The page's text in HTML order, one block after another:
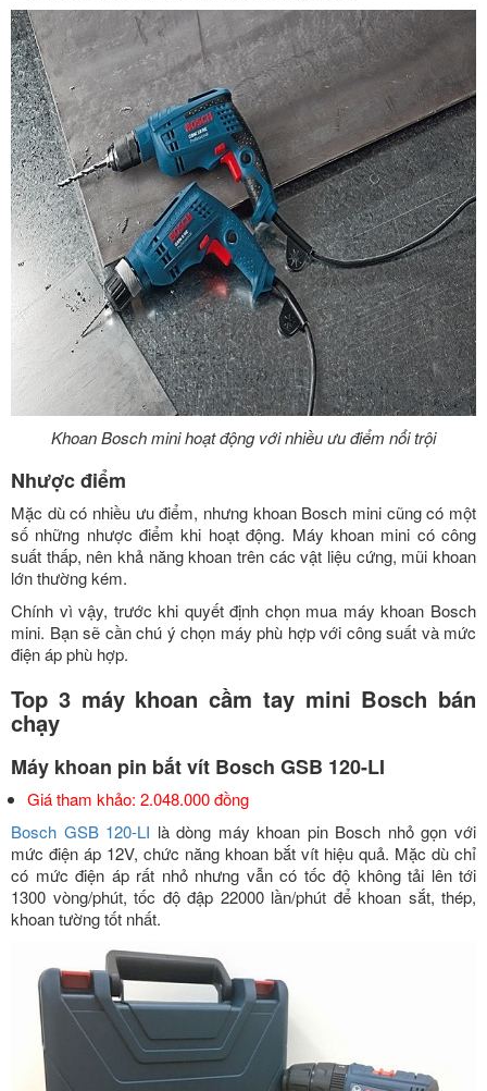
Khoan Bosch mini hoạt động với nhiều ưu điểm nổi trội
Nhược điểm
Mặc dù có nhiều ưu điểm, nhưng khoan Bosch mini cũng có một
số những nhược điểm khi hoạt động. Máy khoan mini có công
suất thấp, nên khả năng khoan trên các vật liệu cứng, mũi khoan
lớn thường kém.
Chính vì vậy, trước khi quyết định chọn mua máy khoan Bosch
mini. Bạn sẽ cần chú ý chọn máy phù hợp với công suất và mức
điện áp phù hợp.
Top 3 máy khoan cầm tay mini Bosch bán
chạy
Máy khoan pin bắt vít Bosch GSB 120-LI
Giá tham khảo: 2.048.000 đồng
Bosch GSB 120-LI là dòng máy khoan pin Bosch nhỏ gọn với
mức điện áp 12V, chức năng khoan bắt vít hiệu quả. Mặc dù chỉ
có mức điện áp rất nhỏ nhưng vẫn có tốc độ không tải lên tới
1300 vòng/phút, tốc độ đập 22000 lần/phút để khoan sắt, thép,
khoan tường tốt nhất.